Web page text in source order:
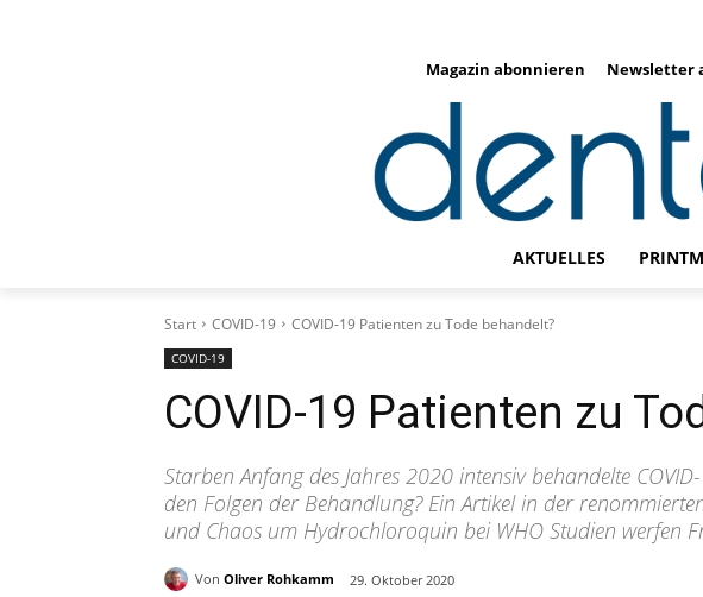
Magazin abonnieren Newsletter
AKTUELLES
Start COVID-19 COVID-19 Patienten zu Tode behandelt?
COVID-19
COVID-19 Patienten zu
Starben Anfang des Jahres 2020 intensiv behandelte
den Folgen der Behandlung? Ein Artikel in der
und Chaos um Hydrochloroquin bei WHO Studien werfen
Von Oliver Rohkamm 29. Oktober 2020